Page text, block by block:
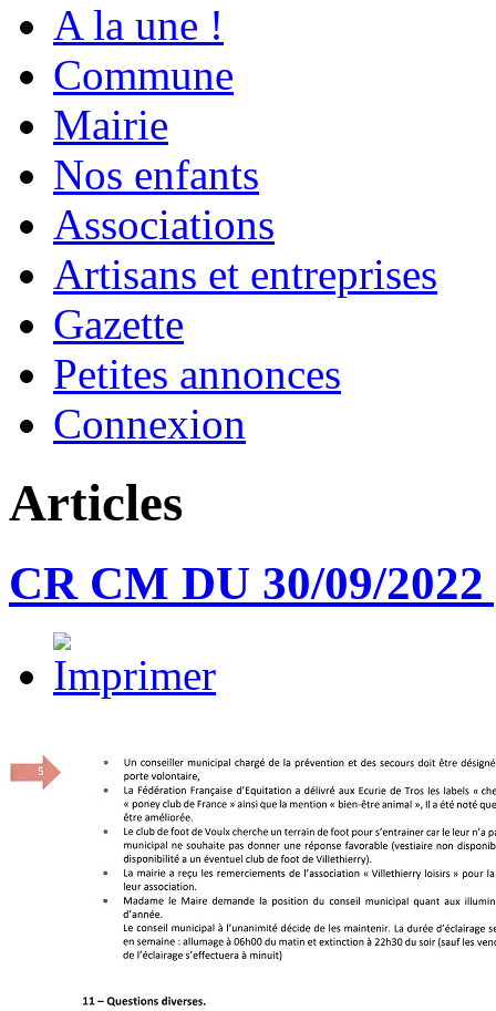
A la une !
Commune
Mairie
Nos enfants
Associations
Artisans et entreprises
Gazette
Petites annonces
Connexion
Articles
CR CM DU 30/09/2022